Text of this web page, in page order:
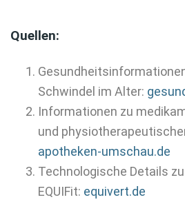
Quellen:
Schwindel im Alter:
Informationen zu
und
apotheken-umschau.de
Technologische Details zu
EQUIFit: equivert.de